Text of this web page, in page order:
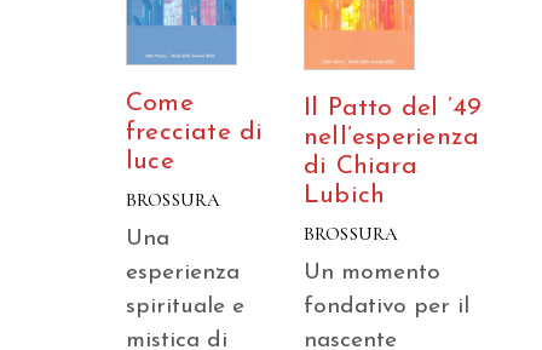
Come
frecciate di
luce
BROSSURA
Una
esperienza
spirituale e
mistica di
Il Patto del ’49
nell’esperienza
di Chiara
Lubich
BROSSURA
Un momento
fondativo per il
nascente